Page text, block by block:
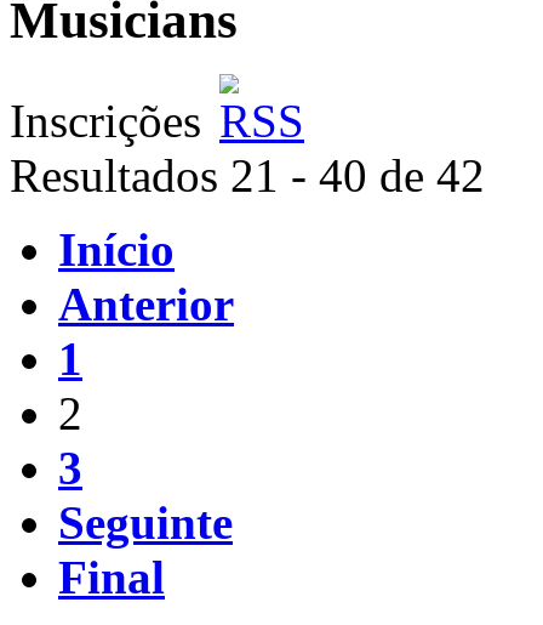
Musicians
Inscrições
Resultados 21 - 40 de 42
Início
Anterior
1
2
3
Seguinte
Final